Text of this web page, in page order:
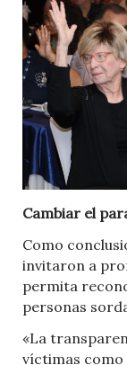
Cambiar el
Como
invitaron a
permita
personas
«La
víctimas como